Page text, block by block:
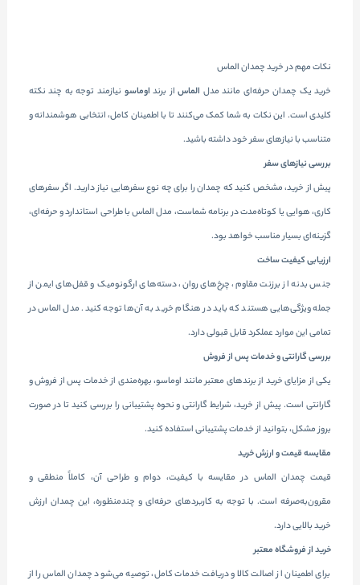
نکات مهم در خرید چمدان الماس
خرید یک چمدان حرفه‌ای مانند مدل الماساز برند اوماسو نیازمند توجه به چند نکته
کلیدی است. این نکات به شما کمک می‌کنند تا با اطمینان کامل، انتخابی هوشمندانه و
متناسب با نیازهای سفر خود داشته باشید.
بررسی نیازهای سفر
پیش از خرید، مشخص کنید که چمدان را برای چه نوع سفرهایی نیاز دارید. اگر سفرهای
کاری، هوایی یا کوتاه‌مدت در برنامه شماست، مدل الماس با طراحی استاندارد و حرفه‌ای،
گزینه‌ای بسیار مناسب خواهد بود.
ارزیابی کیفیت ساخت
جنس بدنه از برزنت مقاوم، چرخ‌های روان، دسته‌های ارگونومیک و قفل‌های ایمن از
جمله ویژگی‌هایی هستند که باید در هنگام خرید به آن‌ها توجه کنید. مدل الماس در
تمامی این موارد عملکرد قابل قبولی دارد.
بررسی گارانتی و خدمات پس از فروش
یکی از مزایای خرید از برندهای معتبر مانند اوماسو، بهره‌مندی از خدمات پس از فروش و
گارانتی است. پیش از خرید، شرایط گارانتی و نحوه پشتیبانی را بررسی کنید تا در صورت
بروز مشکل، بتوانید از خدمات پشتیبانی استفاده کنید.
مقایسه قیمت و ارزش خرید
قیمت چمدان الماس در مقایسه با کیفیت، دوام و طراحی آن، کاملاً منطقی و
مقرون‌به‌صرفه است. با توجه به کاربردهای حرفه‌ای و چندمنظوره، این چمدان ارزش
خرید بالایی دارد.
خرید از فروشگاه معتبر
برای اطمینان از اصالت کالا و دریافت خدمات کامل، توصیه می‌شود چمدان الماس را از